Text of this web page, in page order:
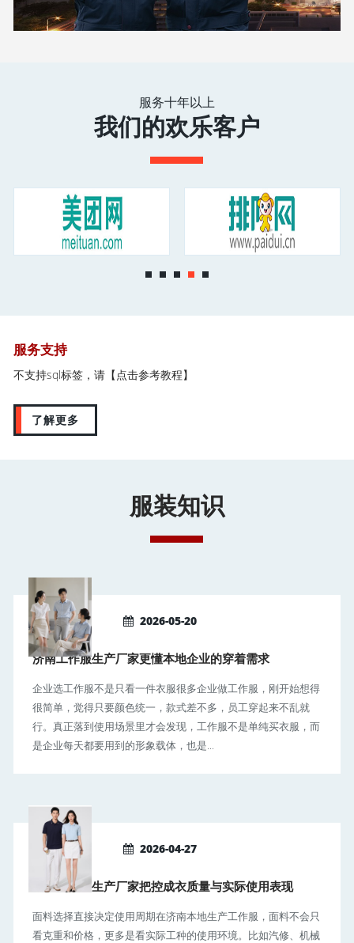
服务十年以上
我们的欢乐客户
服务支持
不支持sql标签，请 【点击参考教程】
了解更多
服装知识
2026-05-20
济南工作服生产厂家更懂本地企业的穿着需求
企业选工作服不是只看一件衣服很多企业做工作服，刚开始想得
很简单，觉得只要颜色统一，款式差不多，员工穿起来不乱就
行。真正落到使用场景里才会发现，工作服不是单纯买衣服，而
是企业每天都要用到的形象载体，也是...
2026-04-27
济南工作服生产厂家把控成衣质量与实际使用表现
面料选择直接决定使用周期在济南本地生产工作服，面料不会只
看克重和价格，更多是看实际工种的使用环境。比如汽修、机械